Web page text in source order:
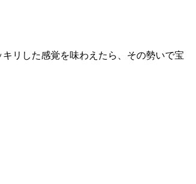
リした感覚を味わえたら、その勢いで宝